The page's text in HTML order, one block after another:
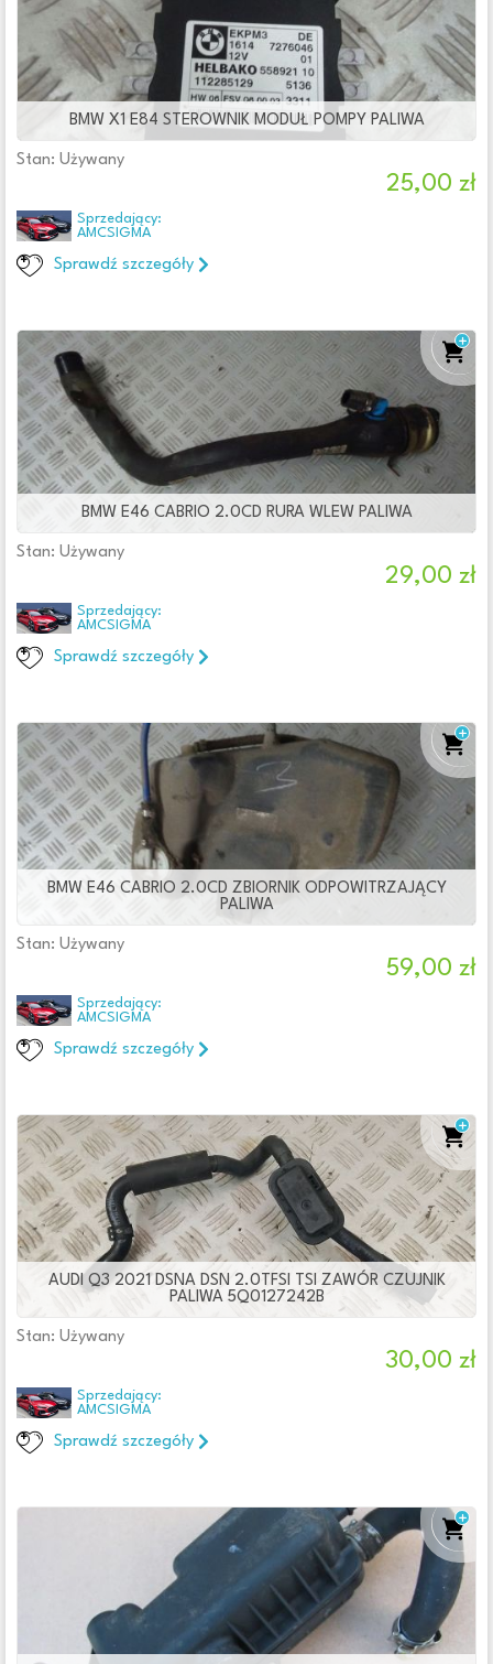
BMW X1 E84 STEROWNIK MODUŁ POMPY PALIWA
Stan: Używany
25,00 zł
Sprzedający:
AMCSIGMA
Sprawdź szczegóły
BMW E46 CABRIO 2.0CD RURA WLEW PALIWA
Stan: Używany
29,00 zł
Sprzedający:
AMCSIGMA
Sprawdź szczegóły
BMW E46 CABRIO 2.0CD ZBIORNIK ODPOWITRZAJĄCY
PALIWA
Stan: Używany
59,00 zł
Sprzedający:
AMCSIGMA
Sprawdź szczegóły
AUDI Q3 2021 DSNA DSN 2.0TFSI TSI ZAWÓR CZUJNIK
PALIWA 5Q0127242B
Stan: Używany
30,00 zł
Sprzedający:
AMCSIGMA
Sprawdź szczegóły